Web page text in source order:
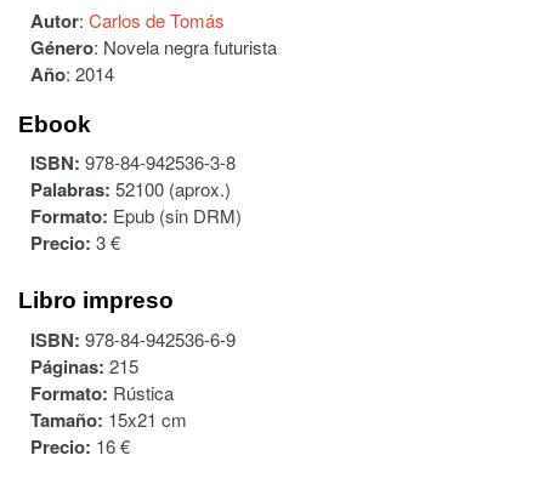
Autor: Carlos de Tomás
Género: Novela negra futurista
Año: 2014
Ebook
ISBN: 978-84-942536-3-8
Palabras: 52100 (aprox.)
Formato: Epub (sin DRM)
Precio: 3 €
Libro impreso
ISBN: 978-84-942536-6-9
Páginas: 215
Formato: Rústica
Tamaño: 15x21 cm
Precio: 16 €